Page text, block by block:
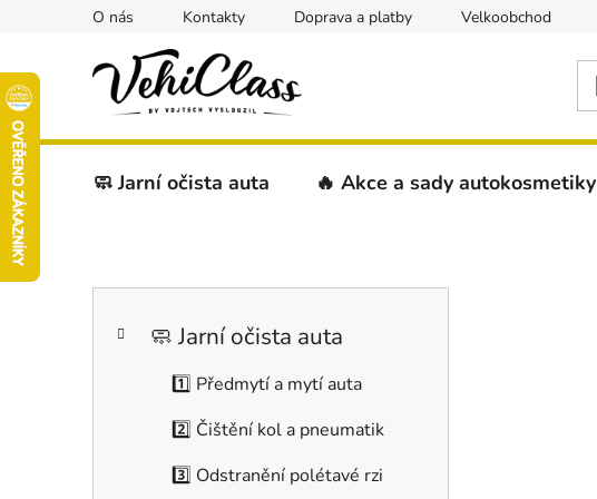
O nás Kontakty Doprava a platby Velkoobchod
🧼 Jarní očista auta 🔥 Akce a sady autokosmetiky
P
kategorie
K
🧼 Jarní očista auta
1️⃣ Předmytí a mytí auta
2️⃣ Čištění kol a pneumatik
3️⃣ Odstranění polétavé rzi